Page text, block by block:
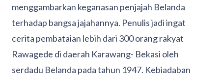
menggambarkan keganasan penjajah Belanda
terhadap bangsa jajahannya. Penulis jadi ingat
cerita pembataian lebih dari 300 orang rakyat
Rawagede di daerah Karawang- Bekasi oleh
serdadu Belanda pada tahun 1947. Kebiadaban